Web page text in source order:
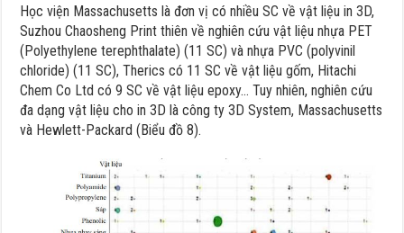
Học viện Massachusetts là đơn vị có nhiều SC về vật liệu in 3D,
Suzhou Chaosheng Print thiên về nghiên cứu vật liệu nhựa PET
(Polyethylene terephthalate) (11 SC) và nhựa PVC (polyvinil
chloride) (11 SC), Therics có 11 SC về vật liệu gốm, Hitachi
Chem Co Ltd có 9 SC về vật liệu epoxy… Tuy nhiên, nghiên cứu
đa dạng vật liệu cho in 3D là công ty 3D System, Massachusetts
và Hewlett-Packard (Biểu đồ 8).